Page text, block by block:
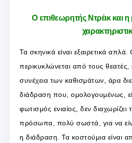
Ο επιθεωρητής Ντρέικ και
Τα σκηνικά είναι εξαιρετικά
περικυκλώνεται από τους θεατές,
συνέχεια των καθισμάτων, άρα
διάδραση που, ομολογουμένως,
φωτισμός ενιαίος, δεν διαχωρίζει
πρόσωπα, πολύ σωστά, για να
η διάδραση. Τα κοστούμια είναι